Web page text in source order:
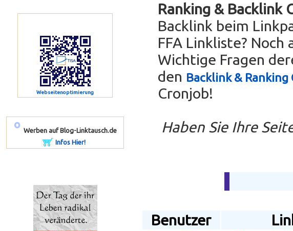
Webseitenoptimierung
º Werben auf Blog-Linktausch.de
Infos Hier!
Ranking & Backlink
Backlink beim
FFA Linkliste?
Wichtige Fragen
den Backlink & Ranking
Cronjob!
Haben Sie Ihre
Benutzer